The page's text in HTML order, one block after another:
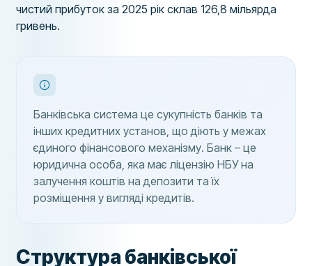
чистий прибуток за 2025 рік склав 126,8 мільярда
гривень.
Банківська система це сукупність банків та
інших кредитних установ, що діють у межах
єдиного фінансового механізму. Банк – це
юридична особа, яка має ліцензію НБУ на
залучення коштів на депозити та їх
розміщення у вигляді кредитів.
Структура банківської